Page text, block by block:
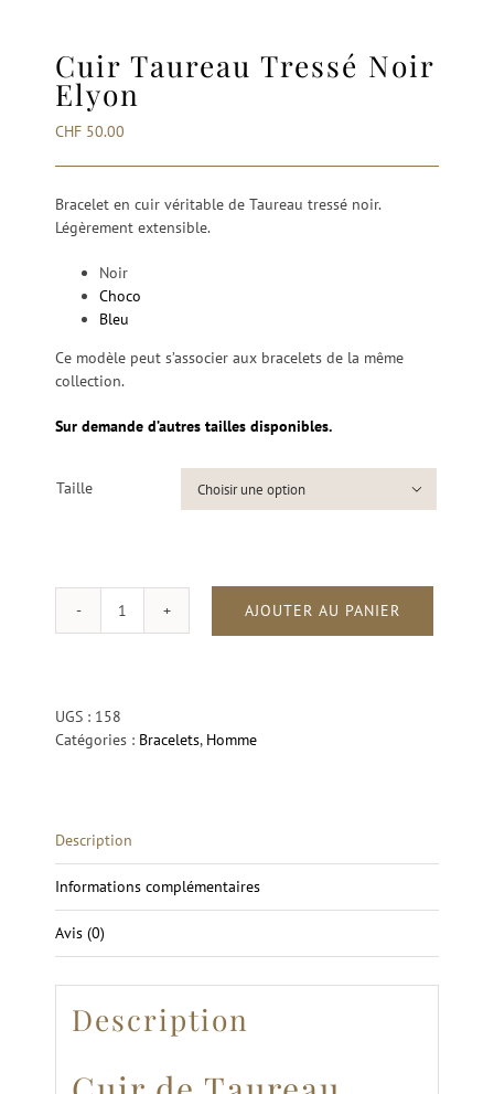
Cuir Taureau Tressé Noir
Elyon
CHF 50.00
Bracelet en cuir véritable de Taureau tressé noir.
Légèrement extensible.
Noir
Choco
Bleu
Ce modèle peut s’associer aux bracelets de la même
collection.
Sur demande d’autres tailles disponibles.
Taille 
quantité
Noir
AJOUTER AU PANIER
UGS : 158
Catégories : Bracelets, Homme
Description
Informations complémentaires
Avis (0)
Description